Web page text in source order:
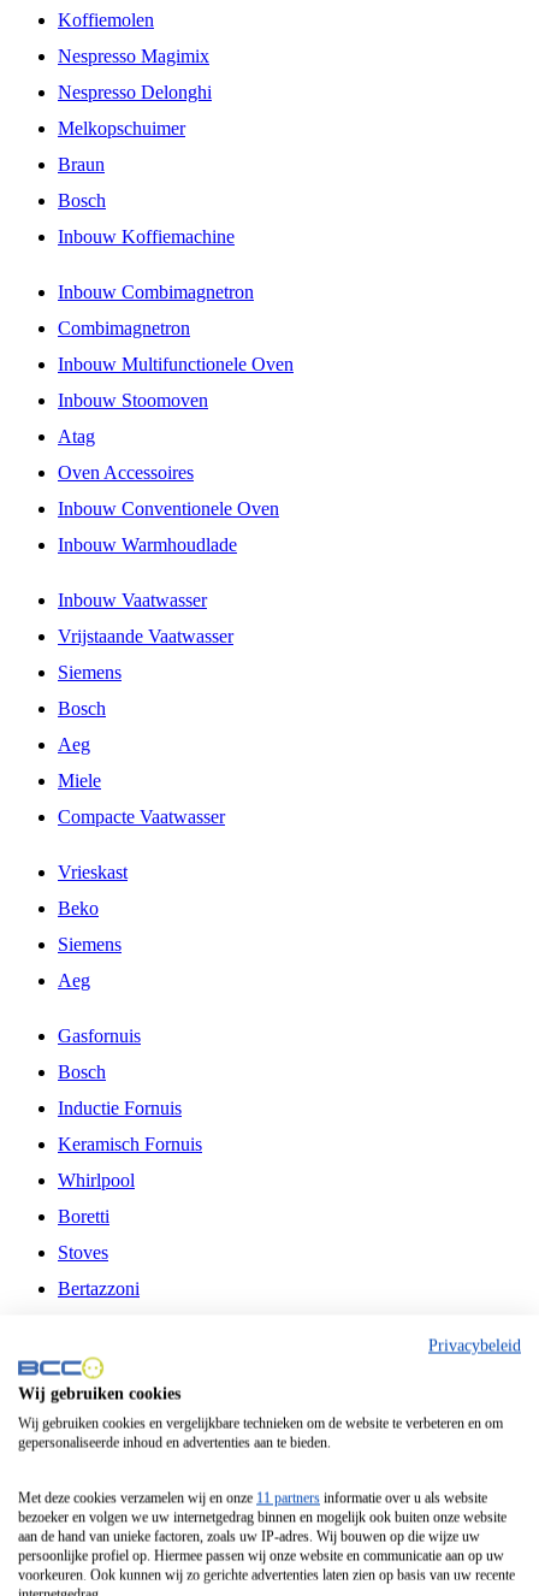
Koffiemolen
Nespresso Magimix
Nespresso Delonghi
Melkopschuimer
Braun
Bosch
Inbouw Koffiemachine
Inbouw Combimagnetron
Combimagnetron
Inbouw Multifunctionele Oven
Inbouw Stoomoven
Atag
Oven Accessoires
Inbouw Conventionele Oven
Inbouw Warmhoudlade
Inbouw Vaatwasser
Vrijstaande Vaatwasser
Siemens
Bosch
Aeg
Miele
Compacte Vaatwasser
Vrieskast
Beko
Siemens
Aeg
Gasfornuis
Bosch
Inductie Fornuis
Keramisch Fornuis
Whirlpool
Boretti
Stoves
Bertazzoni
Fitelli
Airfryer
Frituurpan
Contactgrill
Broodbakmachine
Broodrooster
Privacybeleid
Wij gebruiken cookies
Wij gebruiken cookies en vergelijkbare technieken om de website te verbeteren en om
gepersonaliseerde inhoud en advertenties aan te bieden.
Met deze cookies verzamelen wij en onze 11 partners informatie over u als website
bezoeker en volgen we uw internetgedrag binnen en mogelijk ook buiten onze website
aan de hand van unieke factoren, zoals uw IP-adres. Wij bouwen op die wijze uw
persoonlijke profiel op. Hiermee passen wij onze website en communicatie aan op uw
voorkeuren. Ook kunnen wij zo gerichte advertenties laten zien op basis van uw recente